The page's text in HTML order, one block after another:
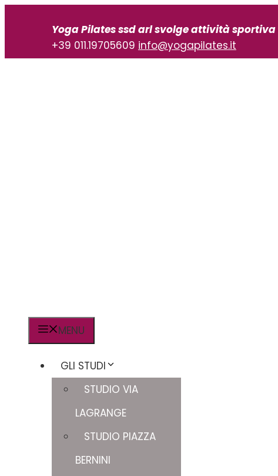
contenuto
Yoga Pilates ssd arl svolge attività sportiva
+39 011.19705609 info@yogapilates.it
MENU
GLI STUDI
STUDIO VIA
LAGRANGE
STUDIO PIAZZA
BERNINI